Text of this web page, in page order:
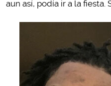
aun así, podía ir a la